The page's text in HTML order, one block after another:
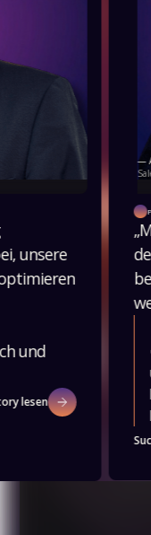
— Alexander Staufer
Sales Manager
PEAK PERFORMANCE
hey
der unser
betreibt,
Success Story lesen